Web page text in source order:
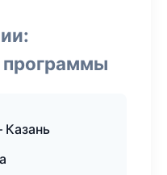
программы
Казань